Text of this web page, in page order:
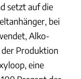
setzt auf die
bei
Alko-
der Produktion
eine